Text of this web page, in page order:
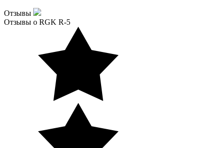
Отзывы
Отзывы о RGK R-5